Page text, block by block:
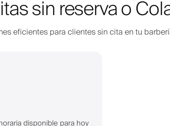
sin reserva o
eficientes para clientes sin cita en tu
disponible para hoy